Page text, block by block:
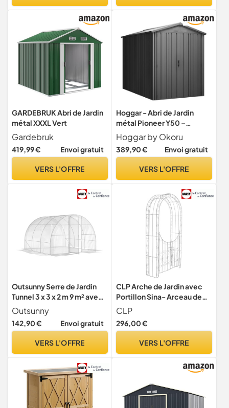
GARDEBRUK Abri de Jardin
métal XXXL Vert
Gardebruk
419,99 € Envoi gratuit
VERS L'OFFRE
Hoggar - Abri de Jardin
métal Pioneer Y50 –
Structure autoportante -
Portes renforcées - Serrure
avec clé Incluse - Piliers en
Cabane extérieur
Hoggar by Okoru
389,90 € Envoi gratuit
VERS L'OFFRE
Outsunny Serre de Jardin
Tunnel 3 x 3 x 2 m 9 m² avec
Porte à Charnières
Outsunny
142,90 € Envoi gratuit
VERS L'OFFRE
CLP Arche de Jardin avec
Portillon Sina- Arceau de
Jardin Romantique en Fer
Forgé - Support pour
Plantes Grimpantes avec
Couleur:Marron Antique
CLP
296,00 €
VERS L'OFFRE